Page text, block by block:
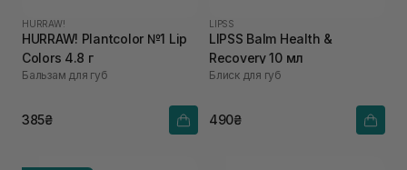
HURRAW!
HURRAW! Plantcolor №1 Lip
Colors 4.8 г
Бальзам для губ
385₴
LIPSS
LIPSS Balm Health &
Recovery 10 мл
Блиск для губ
490₴